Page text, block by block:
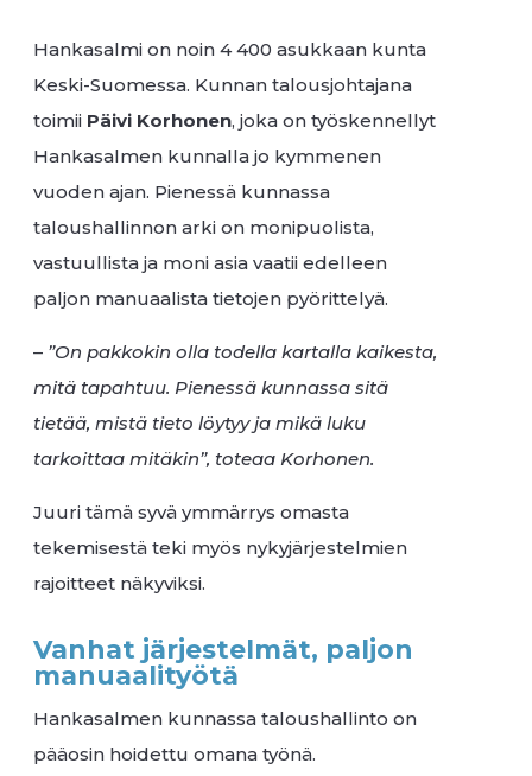
Hankasalmi on noin 4 400 asukkaan kunta
Keski-Suomessa. Kunnan talousjohtajana
toimii Päivi Korhonen, joka on työskennellyt
Hankasalmen kunnalla jo kymmenen
vuoden ajan. Pienessä kunnassa
taloushallinnon arki on monipuolista,
vastuullista ja moni asia vaatii edelleen
paljon manuaalista tietojen pyörittelyä.
– ”On pakkokin olla todella kartalla kaikesta,
mitä tapahtuu. Pienessä kunnassa sitä
tietää, mistä tieto löytyy ja mikä luku
tarkoittaa mitäkin”, toteaa Korhonen.
Juuri tämä syvä ymmärrys omasta
tekemisestä teki myös nykyjärjestelmien
rajoitteet näkyviksi.
Vanhat järjestelmät, paljon
manuaalityötä
Hankasalmen kunnassa taloushallinto on
pääosin hoidettu omana työnä.